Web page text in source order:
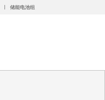
储能电池组